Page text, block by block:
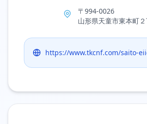
〒994-0026
山形県天童市東本町
https://www.tkcnf.com/saito-